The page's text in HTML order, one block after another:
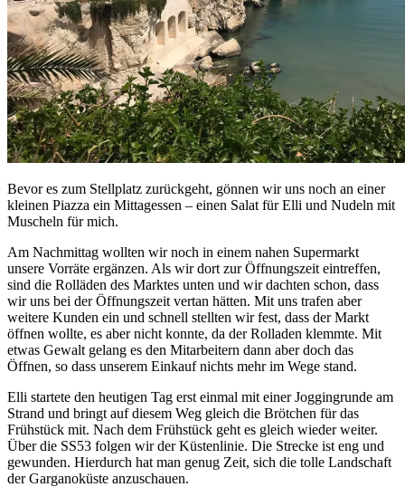
Bevor es zum Stellplatz zurückgeht, gönnen wir uns noch an einer
kleinen Piazza ein Mittagessen – einen Salat für Elli und Nudeln mit
Muscheln für mich.
Am Nachmittag wollten wir noch in einem nahen Supermarkt
unsere Vorräte ergänzen. Als wir dort zur Öffnungszeit eintreffen,
sind die Rolläden des Marktes unten und wir dachten schon, dass
wir uns bei der Öffnungszeit vertan hätten. Mit uns trafen aber
weitere Kunden ein und schnell stellten wir fest, dass der Markt
öffnen wollte, es aber nicht konnte, da der Rolladen klemmte. Mit
etwas Gewalt gelang es den Mitarbeitern dann aber doch das
Öffnen, so dass unserem Einkauf nichts mehr im Wege stand.
Elli startete den heutigen Tag erst einmal mit einer Joggingrunde am
Strand und bringt auf diesem Weg gleich die Brötchen für das
Frühstück mit. Nach dem Frühstück geht es gleich wieder weiter.
Über die SS53 folgen wir der Küstenlinie. Die Strecke ist eng und
gewunden. Hierdurch hat man genug Zeit, sich die tolle Landschaft
der Garganoküste anzuschauen.